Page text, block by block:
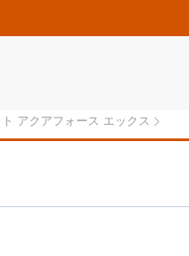
アクアフォース エックス